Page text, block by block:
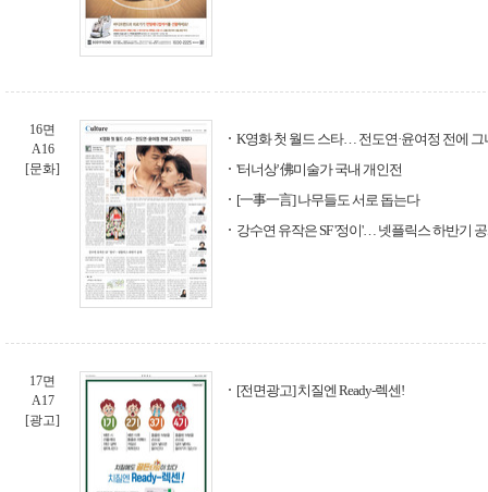
16면
A16
[문화]
K영화 첫 월드 스타… 전도연·윤여정 전에 그
'터너상' 佛미술가 국내 개인전
[一事一言] 나무들도 서로 돕는다
강수연 유작은 SF '정이'… 넷플릭스 하반기
17면
A17
[광고]
[전면광고] 치질엔 Ready-렉센!